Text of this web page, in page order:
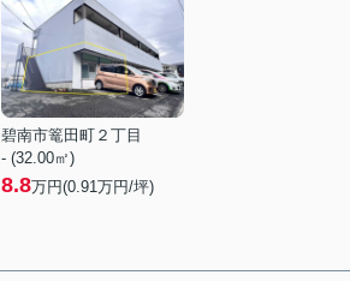
碧南市篭田町２丁目
- (32.00㎡)
8.8万円(0.91万円/坪)